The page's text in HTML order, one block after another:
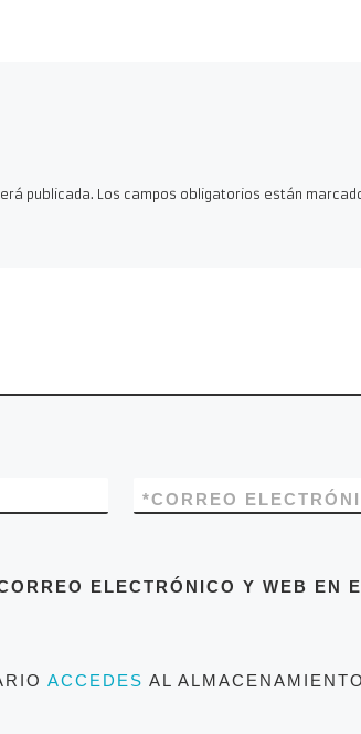
publicada. Los campos obligatorios están
CORREO
*
ELECTRÓNICO Y WEB EN
ACCEDES AL